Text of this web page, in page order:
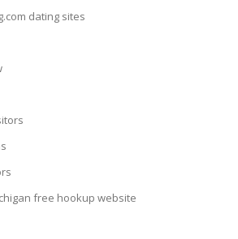
dating sites
free hookup website